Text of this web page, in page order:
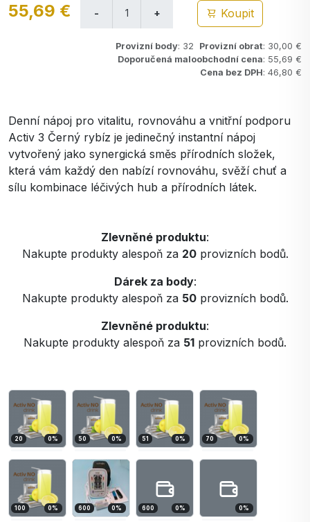
55,69 € Koupit
Provizní body: 32 Provizní obrat: 30,00 €
Doporučená maloobchodní cena: 55,69 €
Cena bez DPH: 46,80 €
Denní nápoj pro vitalitu, rovnováhu a vnitřní podporu
Activ 3 Černý rybíz je jedinečný instantní nápoj
vytvořený jako synergická směs přírodních složek,
která vám každý den nabízí rovnováhu, svěží chuť a
sílu kombinace léčivých hub a přírodních látek.
Zlevněné produktu:
Nakupte produkty alespoň za 20provizních bodů.
Dárek za body:
Nakupte produkty alespoň za 50provizních bodů.
Zlevněné produktu:
Nakupte produkty alespoň za 51 provizních bodů.
20 0% 50 0% 51 0% 70 0%
100 0% 600 0% 600 0% 0%